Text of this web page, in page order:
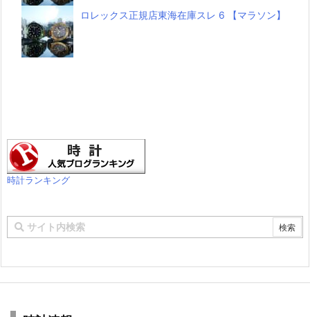
ロレックス正規店東海在庫スレ 6 【マラソン】
時計ランキング